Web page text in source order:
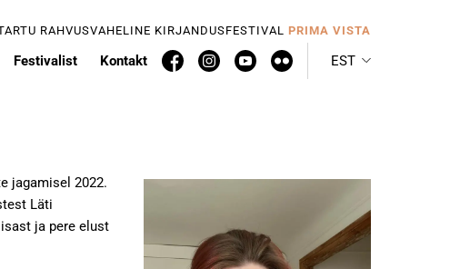
RAHVUSVAHELINE KIRJANDUSFESTIVAL PRIMA VISTA
Festivalist Kontakt EST
jagamisel 2022.
Läti
ja pere elust